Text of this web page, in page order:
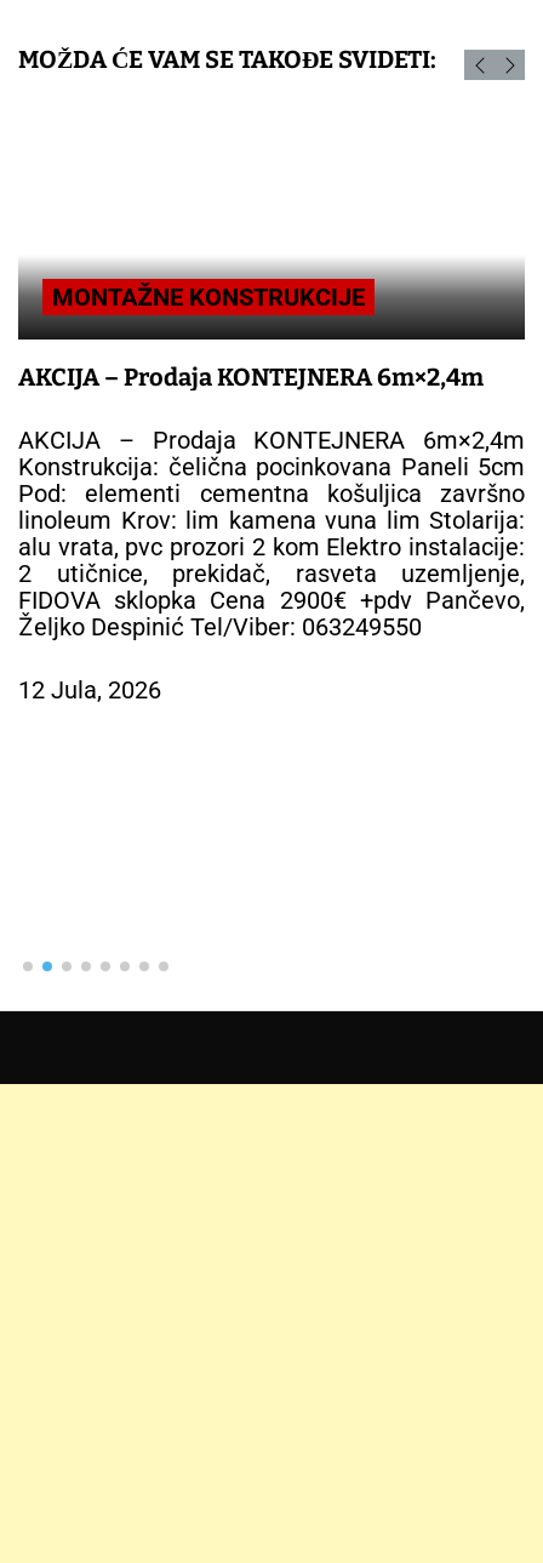
MOŽDA ĆE VAM SE TAKOĐE SVIDETI:
MONTAŽNE KONSTRUKCIJE
AKCIJA – Prodaja KONTEJNERA 6m×2,4m
AKCIJA – Prodaja KONTEJNERA 6m×2,4m
Konstrukcija: čelična pocinkovana Paneli 5cm
Pod: elementi cementna košuljica završno
linoleum Krov: lim kamena vuna lim Stolarija:
alu vrata, pvc prozori 2 kom Elektro instalacije:
2 utičnice, prekidač, rasveta uzemljenje,
FIDOVA sklopka Cena 2900€ +pdv Pančevo,
Željko Despinić Tel/Viber: 063249550
12 Jula, 2026